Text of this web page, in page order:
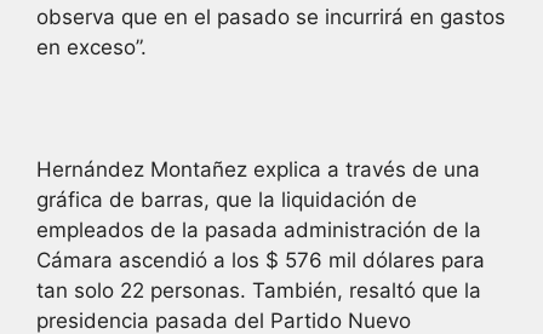
observa que en el pasado se incurrirá en gastos
en exceso”.
Hernández Montañez explica a través de una
gráfica de barras, que la liquidación de
empleados de la pasada administración de la
Cámara ascendió a los $ 576 mil dólares para
tan solo 22 personas. También, resaltó que la
presidencia pasada del Partido Nuevo